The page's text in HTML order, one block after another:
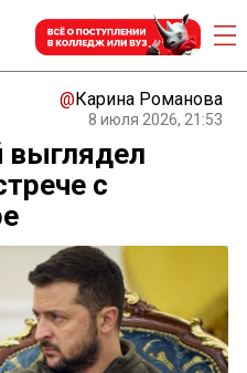
@Карина Романова
8 июля 2026, 21:53
выглядел
с